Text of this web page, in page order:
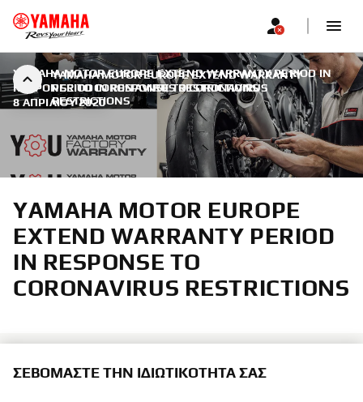
YAMAHA MOTOR EUROPE EXTEND WARRANTY
PERIOD IN RESPONSE TO CORONAVIRUS
RESTRICTIONS
YAMAHA MOTOR EUROPE EXTEND WARRANTY PERIOD IN
RESPONSE TO CORONAVIRUS RESTRICTIONS |
8 ΑΠΡΙΛΊΟΥ 2020
YAMAHA MOTOR EUROPE
EXTEND WARRANTY PERIOD
IN RESPONSE TO
CORONAVIRUS RESTRICTIONS
ΣΕΒΌΜΑΣΤΕ ΤΗΝ ΙΔΙΩΤΙΚΌΤΗΤΆ ΣΑΣ